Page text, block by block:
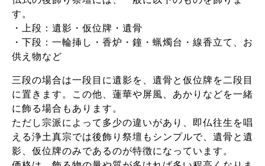
す。
・上段：遺影・仮位牌・遺骨
・下段：一輪挿し・香炉・鐘・蝋燭台・線香立て、お
供え物など
三段の場合は一段目に遺影を、遺骨と仮位牌を二段目
に置きます。この他、蓮華や屏風、あかりなどを一緒
に飾る場合もあります。
ただし宗派によって多少の違いがあり、即仏往生を唱
える浄土真宗では後飾り祭壇もシンプルで、遺骨と遺
影、仮位牌のみであるのが特徴になっています。